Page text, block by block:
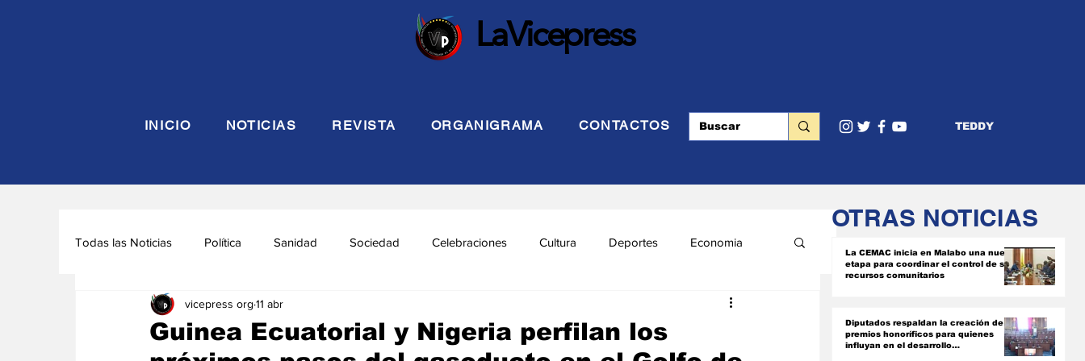
LaVicepress
INICIO NOTICIAS REVISTA ORGANIGRAMA CONTACTOS TEDDY
Todas las Noticias Política Sanidad Sociedad Celebraciones Cultura Deportes Economia
Seguridad y Defensa Turismo INTERIOR
Guinea Ecuatorial y Nigeria perfilan los
vicepress org 11 abr
OTRAS NOTICIAS
La CEMAC inicia en Malabo una nueva
etapa para coordinar el control de sus
recursos comunitarios
Diputados respaldan la creación de
premios honoríficos para quienes
influyan en el desarrollo